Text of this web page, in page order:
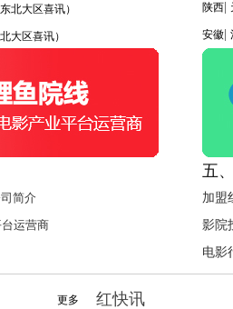
北大区喜讯）
大区喜讯）
陕西
安徽
简介
产业平台运营商
五
加盟
影院
电影
更多 红快讯